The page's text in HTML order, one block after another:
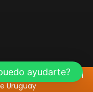
Reservados |
Uruguay
ayudarte?